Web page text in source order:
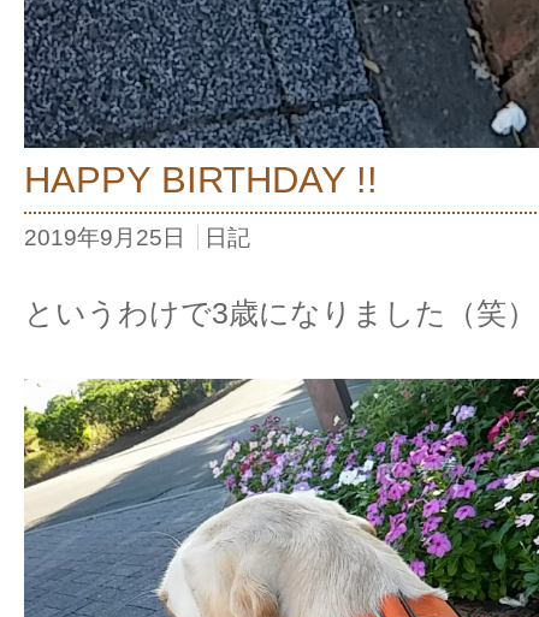
HAPPY BIRTHDAY !!
2019年9月25日 日記
というわけで3歳になりました（笑）